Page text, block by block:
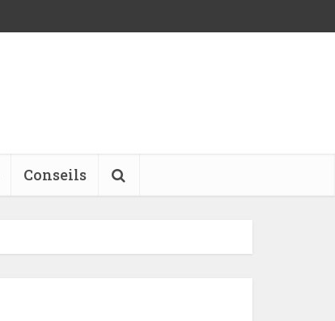
Conseils